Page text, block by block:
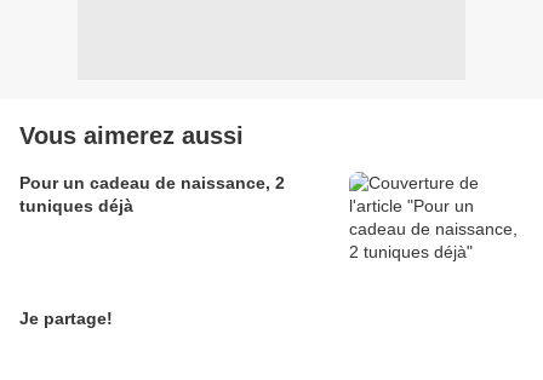
Vous aimerez aussi
Pour un cadeau de naissance, 2
tuniques déjà
Je partage!